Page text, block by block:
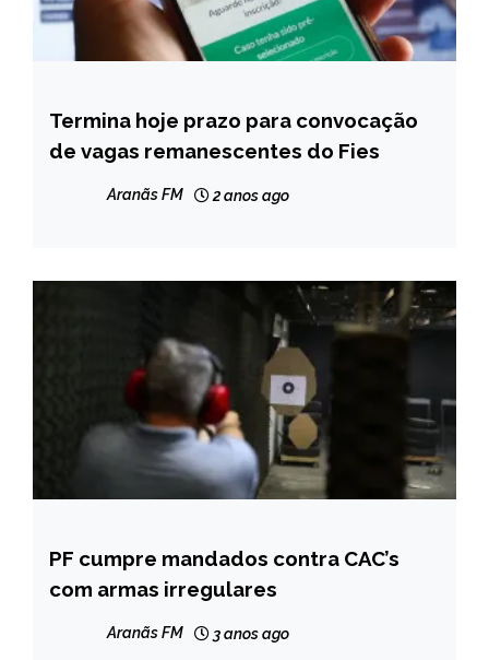
BRASIL
NOTÍCIAS
Termina hoje prazo para convocação
de vagas remanescentes do Fies
Aranãs FM 2 anos ago
BRASIL
NOTÍCIAS
PF cumpre mandados contra CAC’s
com armas irregulares
Aranãs FM 3 anos ago